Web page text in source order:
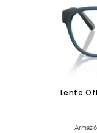
Lente